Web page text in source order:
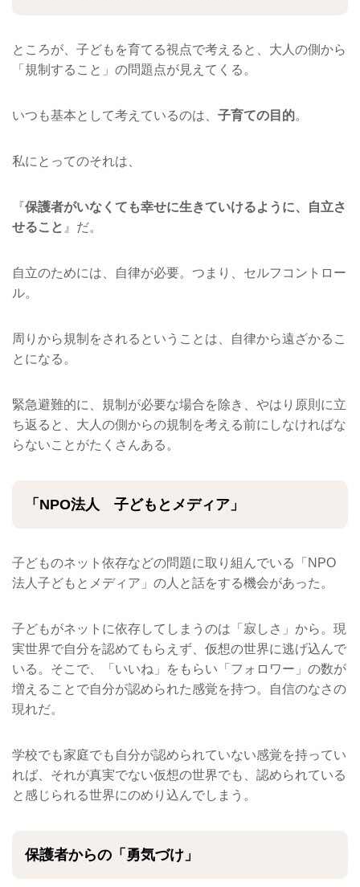
ところが、子どもを育てる視点で考えると、大人の側から
「規制すること」の問題点が見えてくる。
いつも基本として考えているのは、 子育ての目的。
私にとってのそれは、
『保護者がいなくても幸せに生きていけるように、自立さ
せること 』だ。
自立のためには、自律が必要。つまり、セルフコントロー
ル。
周りから規制をされるということは、自律から遠ざかるこ
とになる。
緊急避難的に、規制が必要な場合を除き、やはり原則に立
ち返ると、大人の側からの規制を考える前にしなければな
らないことがたくさんある。
「NPO法人 子どもとメディア」
子どものネット依存などの問題に取り組んでいる「NPO
法人子どもとメディア」の人と話をする機会があった。
子どもがネットに依存してしまうのは「寂しさ」から。現
実世界で自分を認めてもらえず、仮想の世界に逃げ込んで
いる。そこで、「いいね」をもらい「フォロワー」の数が
増えることで自分が認められた感覚を持つ。自信のなさの
現れだ。
学校でも家庭でも自分が認められていない感覚を持ってい
れば、それが真実でない仮想の世界でも、認められている
と感じられる世界にのめり込んでしまう。
保護者からの「勇気づけ」